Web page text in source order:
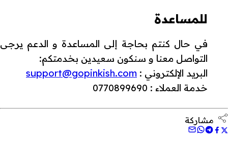
للمساعدة
في حال كنتم بحاجة إلى المساعدة و الدعم يرجى
التواصل معنا و سنكون سعيدين بخدمتكم:
البريد الإلكتروني : support@gopinkish.com
خدمة العملاء : 0770899690
مشاركة